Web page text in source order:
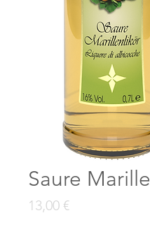
Saure Marille
13,00 €